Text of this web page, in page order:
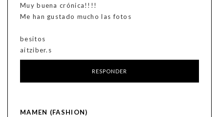
Muy buena crónica!!!!
Me han gustado mucho las fotos
besitos
aitziber.s
RESPONDER
MAMEN (FASHION)